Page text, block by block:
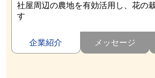
社屋周辺の農地を有効活用し、花の
す
企業紹介 メッセージ